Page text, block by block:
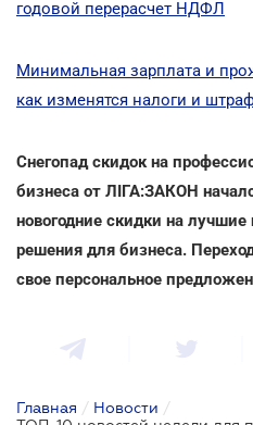
годовой перерасчет НДФЛ
Минимальная зарплата и
как изменятся налоги и
Снегопад скидок на
бизнеса от ЛІГА:ЗАКОН
новогодние скидки на
решения для бизнеса.
свое персональное
Главная / Новости /